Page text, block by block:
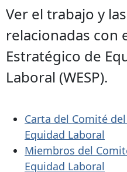
Ver el trabajo y
relacionadas con
Estratégico de
Laboral (WESP).
Carta del Comité
Equidad Laboral
Miembros del
Equidad Laboral